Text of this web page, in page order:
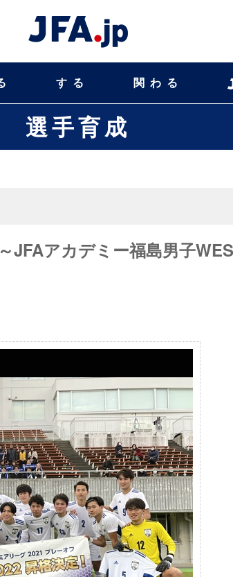
する 関わる
選手育成
JFAアカデミー福島男子